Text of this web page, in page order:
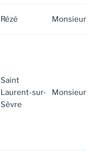
Rézé Monsieur
Saint
Laurent-sur-
Sèvre
Monsieur